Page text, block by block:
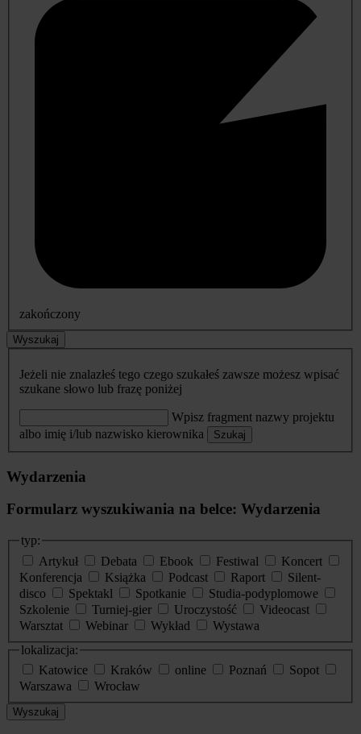
zakończony
Wyszukaj
Jeżeli nie znalazłeś tego czego szukałeś zawsze możesz wpisać
szukane słowo lub frazę poniżej
Wpisz fragment nazwy projektu
albo imię i/lub nazwisko kierownika
Szukaj
Wydarzenia
Formularz wyszukiwania na belce: Wydarzenia
typ:
Artykuł
Debata Ebook Festiwal
Koncert
Konferencja
Książka Podcast Raport
Silent-
disco
Spektakl Spotkanie
Studia-podyplomowe
Szkolenie
Turniej-gier Uroczystość
Videocast
Warsztat
Webinar Wykład
Wystawa
lokalizacja:
Katowice
Kraków online Poznań
Sopot
Warszawa
Wrocław
Wyszukaj